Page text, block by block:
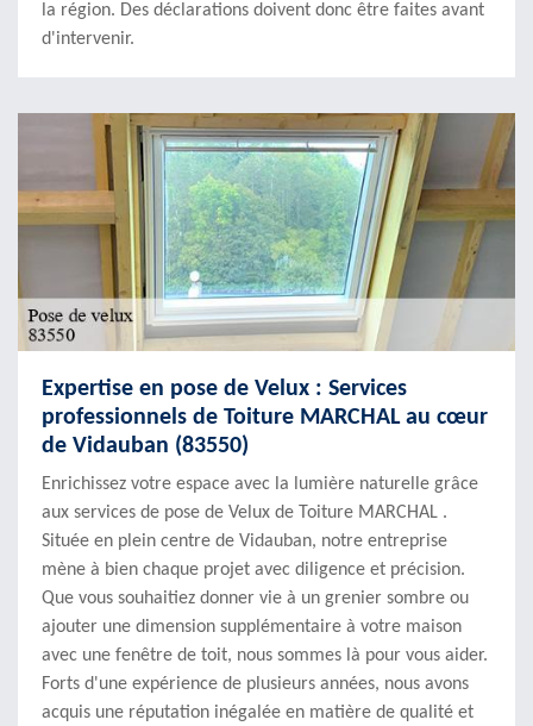
la région. Des déclarations doivent donc être faites avant
d'intervenir.
Expertise en pose de Velux : Services
professionnels de Toiture MARCHAL au cœur
de Vidauban (83550)
Enrichissez votre espace avec la lumière naturelle grâce
aux services de pose de Velux de Toiture MARCHAL .
Située en plein centre de Vidauban, notre entreprise
mène à bien chaque projet avec diligence et précision.
Que vous souhaitiez donner vie à un grenier sombre ou
ajouter une dimension supplémentaire à votre maison
avec une fenêtre de toit, nous sommes là pour vous aider.
Forts d'une expérience de plusieurs années, nous avons
acquis une réputation inégalée en matière de qualité et